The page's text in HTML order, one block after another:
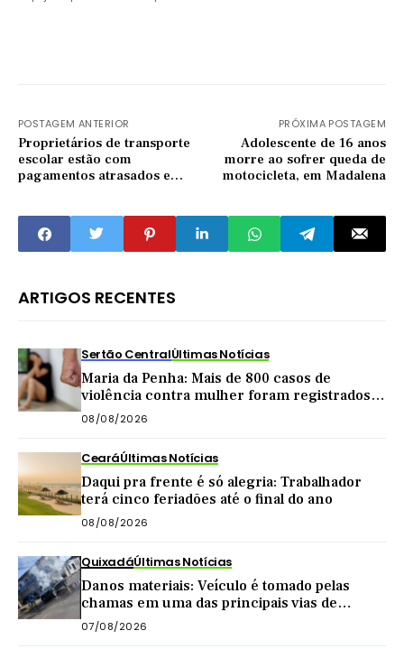
POSTAGEM ANTERIOR
Proprietários de transporte
escolar estão com
pagamentos atrasados e
PRÓXIMA POSTAGEM
Adolescente de 16 anos
morre ao sofrer queda de
motocicleta, em Madalena
ARTIGOS RECENTES
Sertão CentralÚltimas Notícias
Maria da Penha: Mais de 800 casos de
violência contra mulher foram registrados
no Sertão Central este ano
08/08/2026
CearáÚltimas Notícias
Daqui pra frente é só alegria: Trabalhador
terá cinco feriadões até o final do ano
08/08/2026
QuixadáÚltimas Notícias
Danos materiais: Veículo é tomado pelas
chamas em uma das principais vias de
Quixadá
07/08/2026